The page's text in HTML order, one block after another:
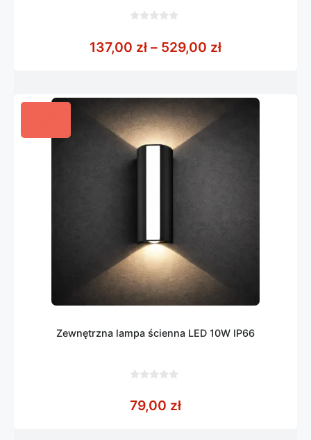
5
137,00 zł – 529,00 złZakres cen:
Zewnętrzna lampa ścienna LED 10W IP66
5
79,00 zł